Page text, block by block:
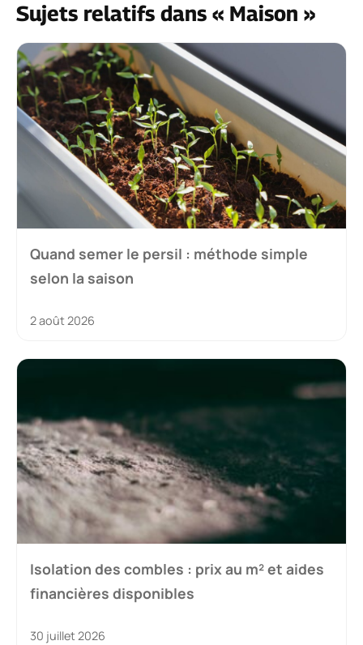
Sujets relatifs dans « Maison »
Quand semer le persil : méthode simple
selon la saison
2 août 2026
Isolation des combles : prix au m² et aides
financières disponibles
30 juillet 2026